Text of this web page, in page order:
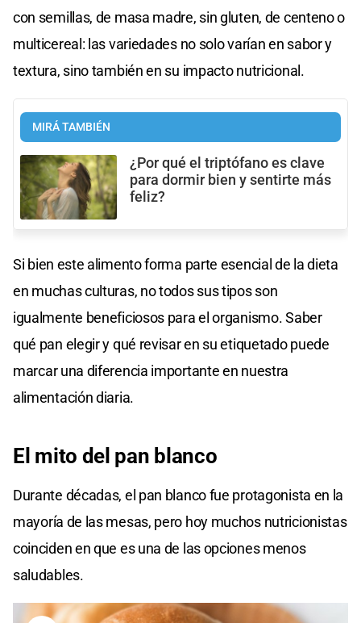
con semillas, de masa madre, sin gluten, de centeno o
multicereal: las variedades no solo varían en sabor y
textura, sino también en su impacto nutricional.
MIRÁ TAMBIÉN
¿Por qué el triptófano es clave
para dormir bien y sentirte más
feliz?
Si bien este alimento forma parte esencial de la dieta
en muchas culturas, no todos sus tipos son
igualmente beneficiosos para el organismo. Saber
qué pan elegir y qué revisar en su etiquetado puede
marcar una diferencia importante en nuestra
alimentación diaria.
El mito del pan blanco
Durante décadas, el pan blanco fue protagonista en la
mayoría de las mesas, pero hoy muchos nutricionistas
coinciden en que es una de las opciones menos
saludables.